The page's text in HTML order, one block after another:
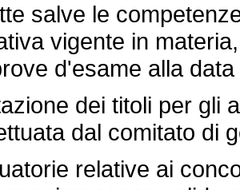
salve le
vigente in
d'esame alla
dei titoli per gli
dal comitato di
relative ai